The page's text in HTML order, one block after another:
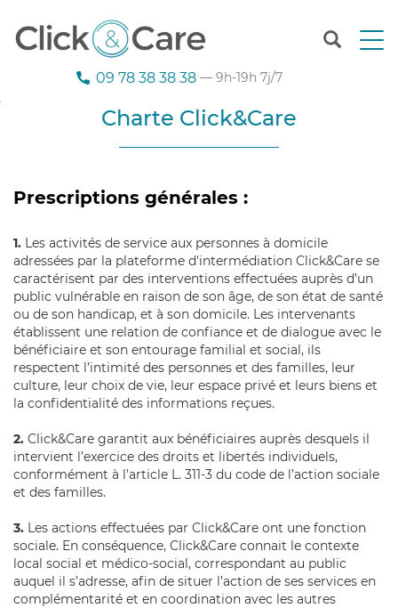
T
i
o
n
09 78 38 38 38 — 9h-19h 7j/7
Charte Click&Care
Prescriptions générales :
1. Les activités de service aux personnes à domicile
adressées par la plateforme d'intermédiation Click&Care se
caractérisent par des interventions effectuées auprès d’un
public vulnérable en raison de son âge, de son état de santé
ou de son handicap, et à son domicile. Les intervenants
établissent une relation de confiance et de dialogue avec le
bénéficiaire et son entourage familial et social, ils
respectent l’intimité des personnes et des familles, leur
culture, leur choix de vie, leur espace privé et leurs biens et
la confidentialité des informations reçues.
2. Click&Care garantit aux bénéficiaires auprès desquels il
intervient l’exercice des droits et libertés individuels,
conformément à l’article L. 311-3 du code de l’action sociale
et des familles.
3. Les actions effectuées par Click&Care ont une fonction
sociale. En conséquence, Click&Care connait le contexte
local social et médico-social, correspondant au public
auquel il s’adresse, afin de situer l’action de ses services en
complémentarité et en coordination avec les autres